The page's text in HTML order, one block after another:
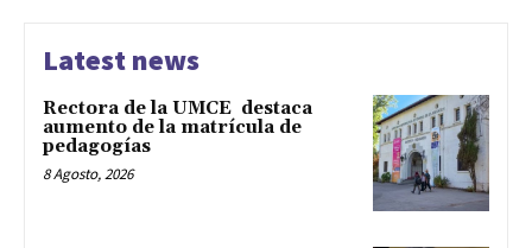
Latest news
Rectora de la UMCE destaca
aumento de la matrícula de
pedagogías
8 Agosto, 2026